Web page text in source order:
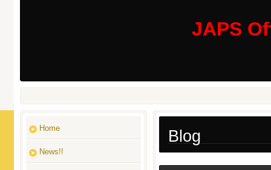
JAPS
Blog
Home
News!!